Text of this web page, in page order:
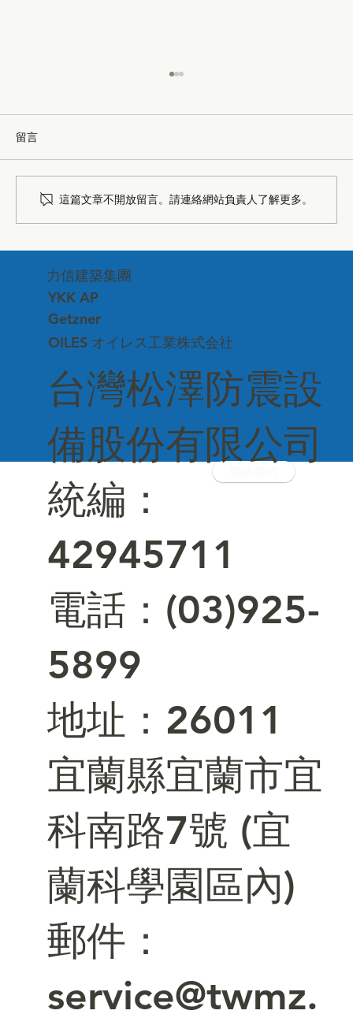
台灣松澤防震設
備股份有限公司
統編：
42945711
電話：(03)925-
5899
​地址：26011
宜蘭縣宜蘭市宜
科南路7號 (宜
蘭科學園區內)
郵件：
service@twmz.
OILES オイレス工業株式会社
Getzner
YKK AP
力信建築集團
結建築美學
留言
這篇文章不開放留言。請連絡網站負責人了解更多。